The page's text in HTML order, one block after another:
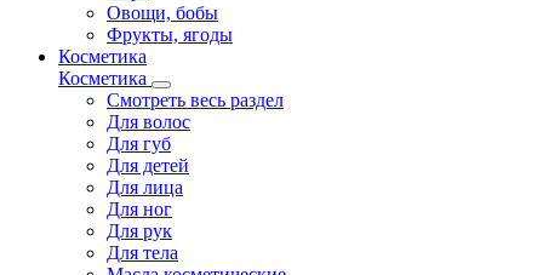
Овощи, бобы
Фрукты, ягоды
Косметика
Косметика
Смотреть весь раздел
Для волос
Для губ
Для детей
Для лица
Для ног
Для рук
Для тела